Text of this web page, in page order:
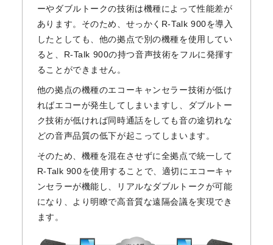
ーやダブルトークの技術は機種によって性能差が
あります。そのため、せっかくR-Talk 900を導入
したとしても、他の拠点で別の機種を使用してい
ると、R-Talk 900の持つ音声技術をフルに発揮す
ることができません。
他の拠点の機種のエコーキャンセラー技術が低け
ればエコーが発生してしまいますし、ダブルトー
ク技術が低ければ同時通話をしても音の途切れな
どの音声品質の低下が起こってしまいます。
そのため、機種を混在させずに全拠点で統一して
R-Talk 900を使用することで、適切にエコーキャ
ンセラーが機能し、リアルなダブルトークが可能
になり、より明瞭で高音質な遠隔会議を実現でき
ます。